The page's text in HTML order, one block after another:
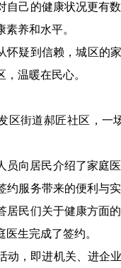
自己的健康状况更有
养和水平。
怀疑到信赖，城区的
温暖在民心。
区街道郝匠社区，一
员向居民介绍了家庭
约服务带来的便利与
居民们关于健康方面
生完成了签约。
动，即进机关、进